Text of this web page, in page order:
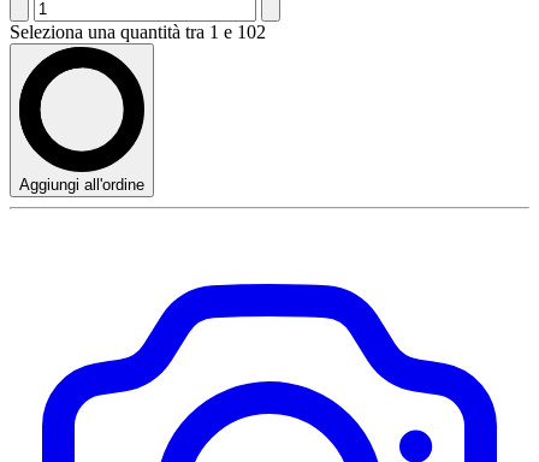
Seleziona una quantità tra 1 e 102
Aggiungi all'ordine